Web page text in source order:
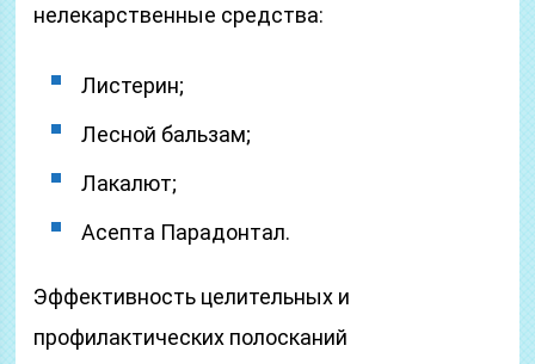
нелекарственные средства:
Листерин;
Лесной бальзам;
Лакалют;
Асепта Парадонтал.
Эффективность целительных и
профилактических полосканий